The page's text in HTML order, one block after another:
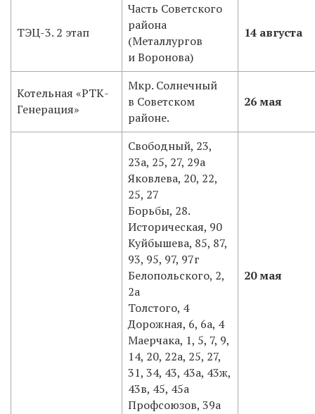
ТЭЦ-3. 2 этап
Часть Советского
района
(Металлургов
и Воронова)
14 августа
Котельная «РТК-
Генерация»
Мкр. Солнечный
в Советском
районе.
26 мая
Свободный, 23,
23а, 25, 27, 29а
Яковлева, 20, 22,
25, 27
Борьбы, 28.
Историческая, 90
Куйбышева, 85, 87,
93, 95, 97, 97г
Белопольского, 2,
2а
Толстого, 4
Дорожная, 6, 6а, 4
Маерчака, 1, 5, 7, 9,
14, 20, 22а, 25, 27,
31, 34, 43, 43а, 43ж,
43в, 45, 45а
Профсоюзов, 39а
20 мая